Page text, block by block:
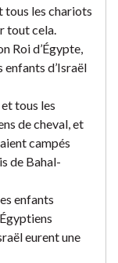
tous les chariots
tout cela.
Roi d’Égypte,
enfants d’Israël
tous les
de cheval, et
campés
de Bahal-
enfants
eurent une